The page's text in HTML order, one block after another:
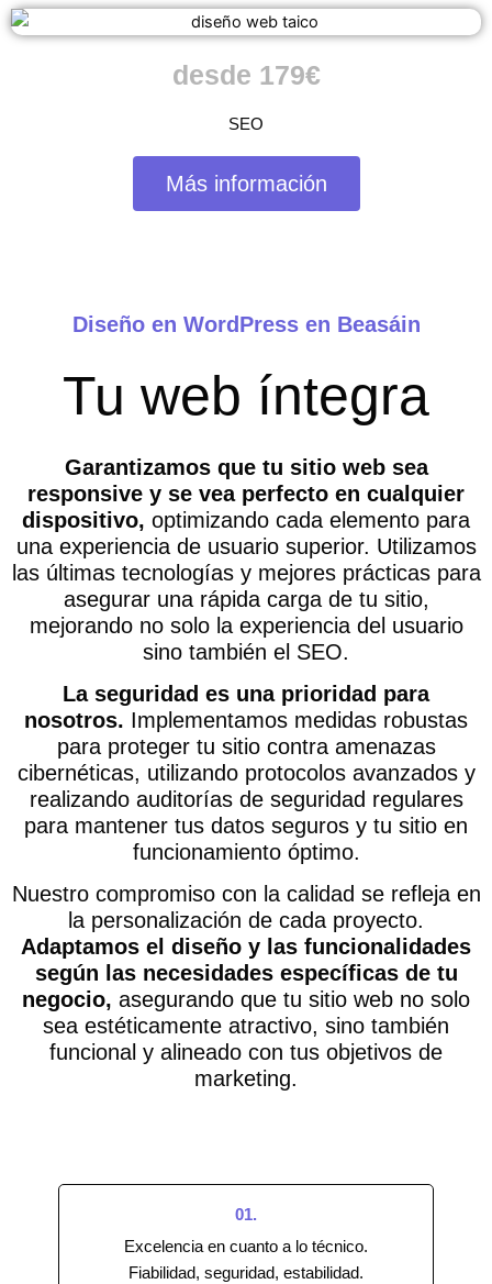
desde 179€
SEO
Más información
Diseño en WordPress en Beasáin
Tu web íntegra
Garantizamos que tu sitio web sea
responsive y se vea perfecto en cualquier
dispositivo, optimizando cada elemento para
una experiencia de usuario superior. Utilizamos
las últimas tecnologías y mejores prácticas para
asegurar una rápida carga de tu sitio,
mejorando no solo la experiencia del usuario
sino también el SEO.
La seguridad es una prioridad para
nosotros. Implementamos medidas robustas
para proteger tu sitio contra amenazas
cibernéticas, utilizando protocolos avanzados y
realizando auditorías de seguridad regulares
para mantener tus datos seguros y tu sitio en
funcionamiento óptimo.
Nuestro compromiso con la calidad se refleja en
la personalización de cada proyecto.
Adaptamos el diseño y las funcionalidades
según las necesidades específicas de tu
negocio, asegurando que tu sitio web no solo
sea estéticamente atractivo, sino también
funcional y alineado con tus objetivos de
marketing.
01.
Excelencia en cuanto a lo técnico.
Fiabilidad, seguridad, estabilidad.